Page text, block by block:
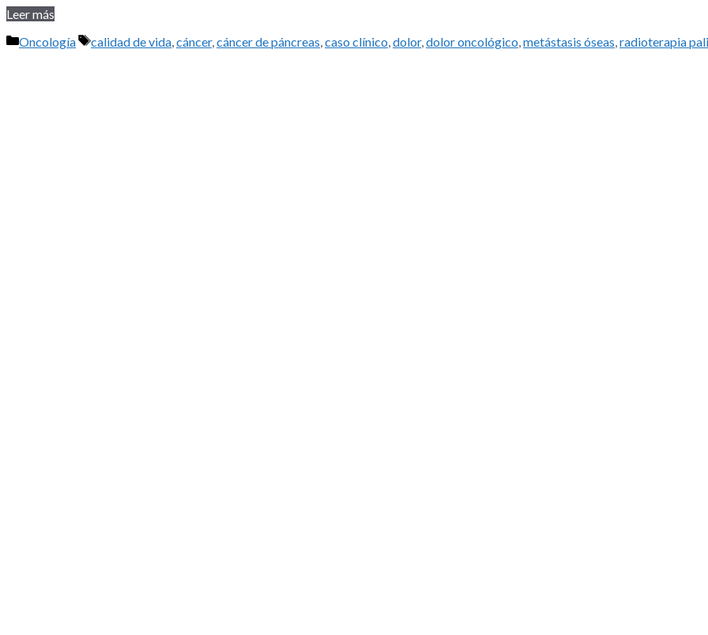
Leer más
Categorías
Oncología Etiquetas
calidad de vida cáncer, cáncer de páncreas caso clínico dolor, dolor oncológico metástasis óseas radioterapia